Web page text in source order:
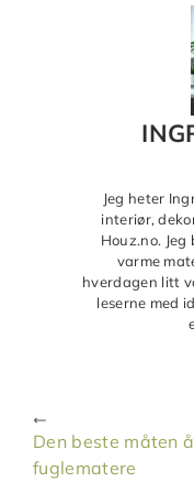
Jeg heter
interiør,
Houz.no.
varme
hverdagen litt
leserne med
Den beste måten
fuglematere